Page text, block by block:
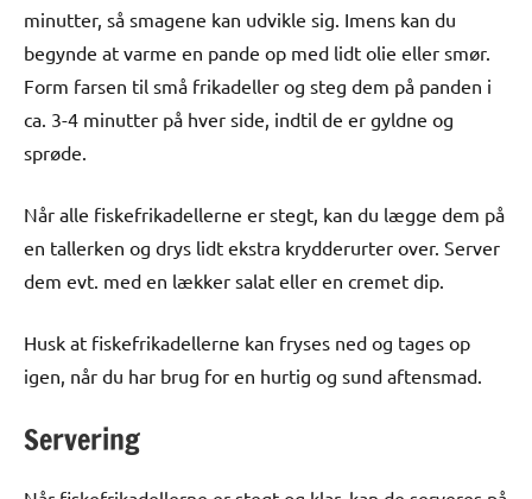
minutter, så smagene kan udvikle sig. Imens kan du
begynde at varme en pande op med lidt olie eller smør.
Form farsen til små frikadeller og steg dem på panden i
ca. 3-4 minutter på hver side, indtil de er gyldne og
sprøde.
Når alle fiskefrikadellerne er stegt, kan du lægge dem på
en tallerken og drys lidt ekstra krydderurter over. Server
dem evt. med en lækker salat eller en cremet dip.
Husk at fiskefrikadellerne kan fryses ned og tages op
igen, når du har brug for en hurtig og sund aftensmad.
Servering